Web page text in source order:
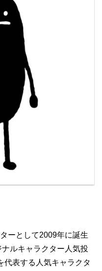
ーとして2009年に誕生
ルキャラクター人気投
代表する人気キャラクタ